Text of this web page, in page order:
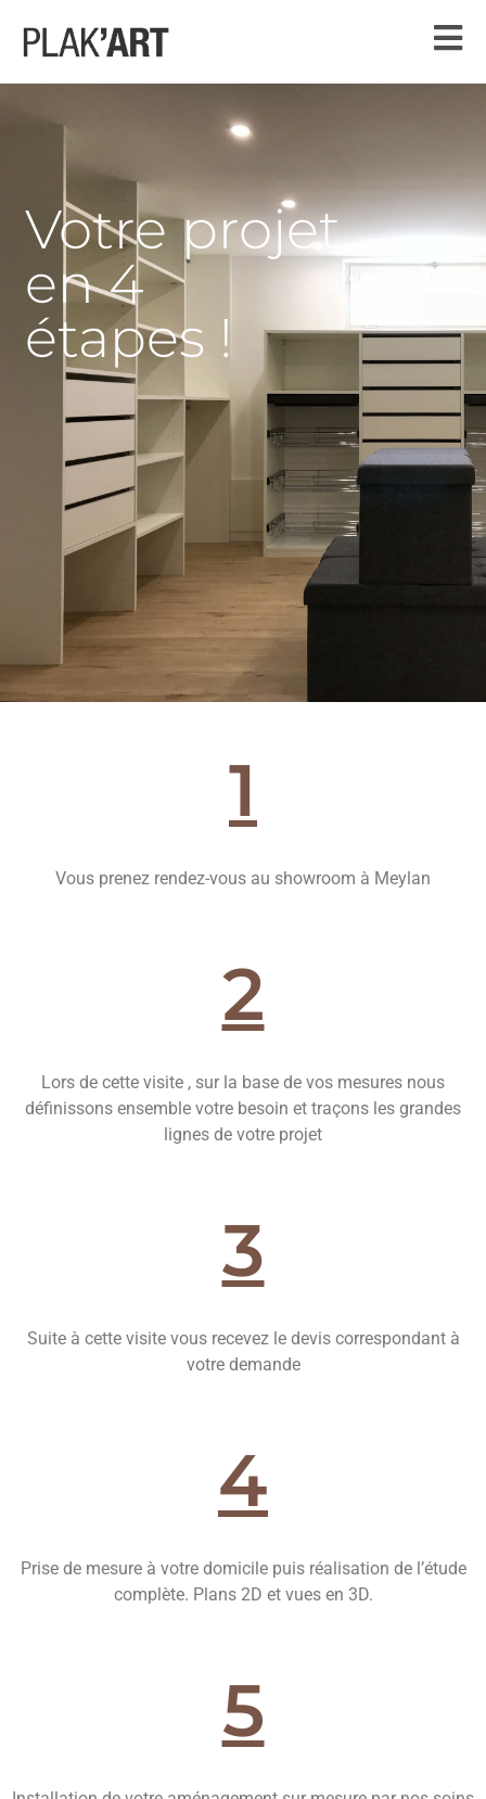
Votre projet
en 4
étapes !
1
Vous prenez rendez-vous au showroom à Meylan
2
Lors de cette visite , sur la base de vos mesures nous
définissons ensemble votre besoin et traçons les grandes
lignes de votre projet
3
Suite à cette visite vous recevez le devis correspondant à
votre demande
4
Prise de mesure à votre domicile puis réalisation de l’étude
complète. Plans 2D et vues en 3D.
5